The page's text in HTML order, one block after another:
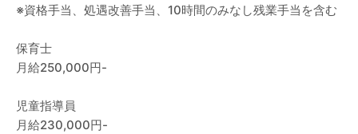
※資格手当、処遇改善手当、10時間のみなし残業手当を含む
保育士
月給250,000円-
児童指導員
月給230,000円-